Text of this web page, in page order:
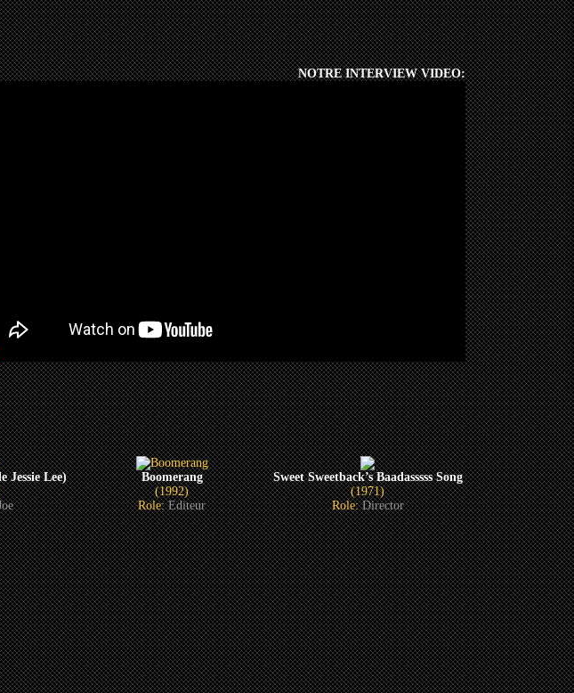
NOTRE INTERVIEW VIDEO:
Jessie Lee)
Boomerang
(1992)
Role:Editeur
Sweet Sweetback’s Baadasssss Song
(1971)
Role:Director